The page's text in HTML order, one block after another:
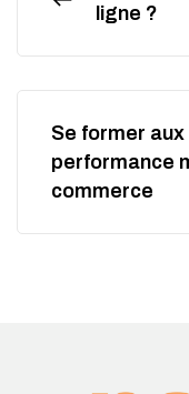
ligne ?
Se former
performance
commerce